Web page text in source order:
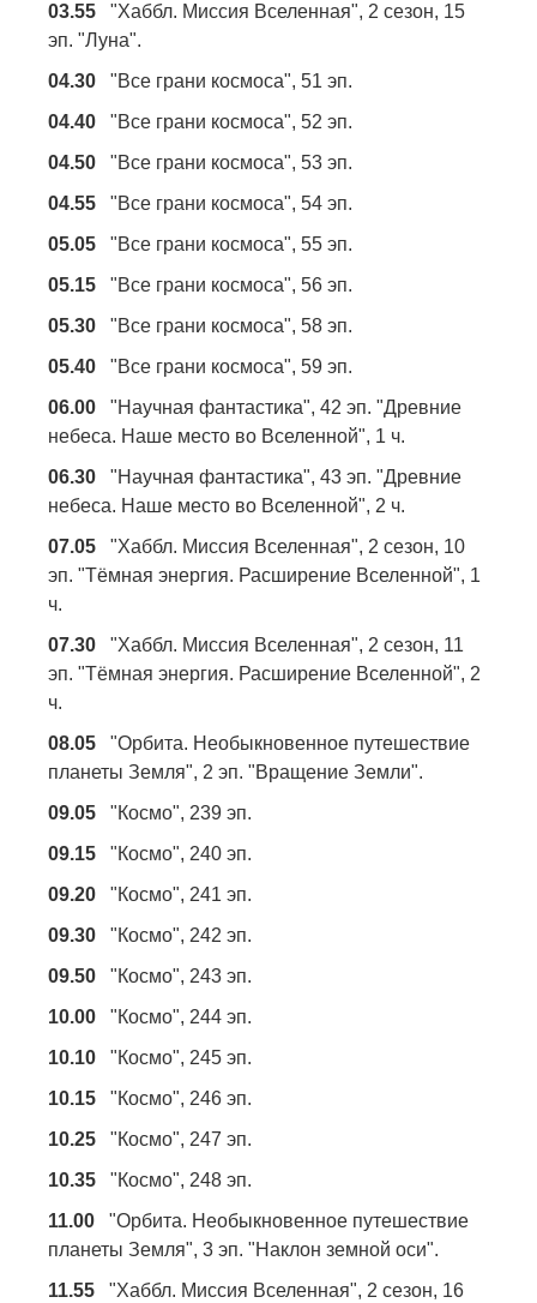
03.55 "Хаббл. Миссия Вселенная", 2 сезон, 15
эп. "Луна".
04.30 "Все грани космоса", 51 эп.
04.40 "Все грани космоса", 52 эп.
04.50 "Все грани космоса", 53 эп.
04.55 "Все грани космоса", 54 эп.
05.05 "Все грани космоса", 55 эп.
05.15 "Все грани космоса", 56 эп.
05.30 "Все грани космоса", 58 эп.
05.40 "Все грани космоса", 59 эп.
06.00 "Научная фантастика", 42 эп. "Древние
небеса. Наше место во Вселенной", 1 ч.
06.30 "Научная фантастика", 43 эп. "Древние
небеса. Наше место во Вселенной", 2 ч.
07.05 "Хаббл. Миссия Вселенная", 2 сезон, 10
эп. "Тёмная энергия. Расширение Вселенной", 1
ч.
07.30 "Хаббл. Миссия Вселенная", 2 сезон, 11
эп. "Тёмная энергия. Расширение Вселенной", 2
ч.
08.05 "Орбита. Необыкновенное путешествие
планеты Земля", 2 эп. "Вращение Земли".
09.05 "Космо", 239 эп.
09.15 "Космо", 240 эп.
09.20 "Космо", 241 эп.
09.30 "Космо", 242 эп.
09.50 "Космо", 243 эп.
10.00 "Космо", 244 эп.
10.10 "Космо", 245 эп.
10.15 "Космо", 246 эп.
10.25 "Космо", 247 эп.
10.35 "Космо", 248 эп.
11.00 "Орбита. Необыкновенное путешествие
планеты Земля", 3 эп. "Наклон земной оси".
11.55 "Хаббл. Миссия Вселенная", 2 сезон, 16